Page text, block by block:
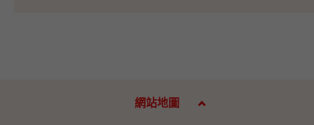
網站地圖